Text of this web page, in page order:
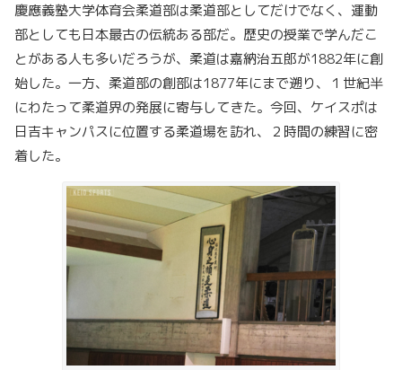
慶應義塾大学体育会柔道部は柔道部としてだけでなく、運動
部としても日本最古の伝統ある部だ。歴史の授業で学んだこ
とがある人も多いだろうが、柔道は嘉納治五郎が1882年に創
始した。一方、柔道部の創部は1877年にまで遡り、１世紀半
にわたって柔道界の発展に寄与してきた。今回、ケイスポは
日吉キャンパスに位置する柔道場を訪れ、２時間の練習に密
着した。